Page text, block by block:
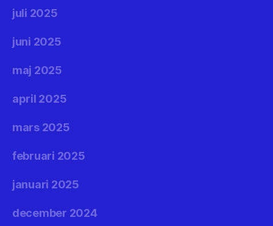
juli 2025
juni 2025
maj 2025
april 2025
mars 2025
februari 2025
januari 2025
december 2024